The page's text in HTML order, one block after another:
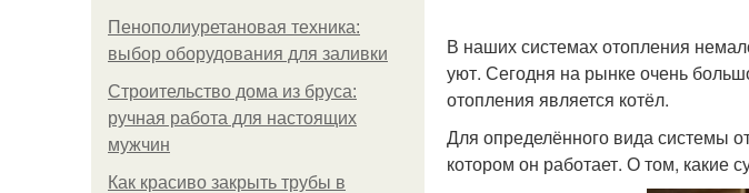
Пенополиуретановая техника:
выбор оборудования для заливки
Строительство дома из бруса:
ручная работа для настоящих
мужчин
Как красиво закрыть трубы в
В наших системах отопления
уют. Сегодня на рынке очень
отопления является котёл.
Для определённого вида системы
котором он работает. О том, какие